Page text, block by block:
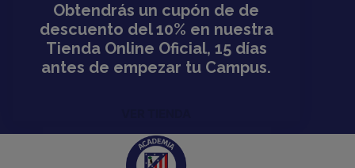
Obtendrás un cupón de de
descuento del 10% en nuestra
Tienda Online Oficial, 15 días
antes de empezar tu Campus.